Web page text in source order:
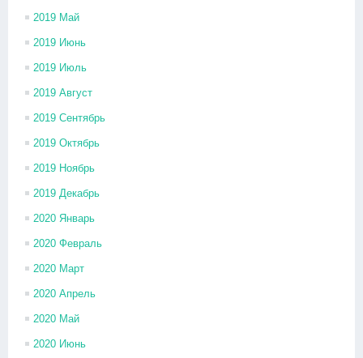
2019 Май
2019 Июнь
2019 Июль
2019 Август
2019 Сентябрь
2019 Октябрь
2019 Ноябрь
2019 Декабрь
2020 Январь
2020 Февраль
2020 Март
2020 Апрель
2020 Май
2020 Июнь